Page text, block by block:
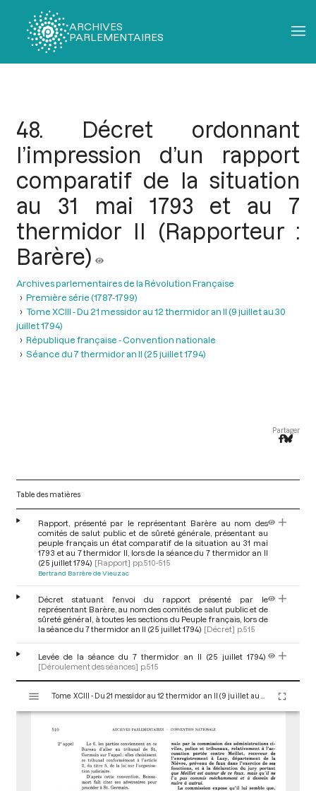
ARCHIVES
PARLEMENTAIRES
48. Décret ordonnant
l’impression d’un rapport
comparatif de la situation
au 31 mai 1793 et au 7
thermidor II (Rapporteur :
Barère)
Archives parlementaires de la Révolution Française
Première série (1787-1799)
Tome XCIII - Du 21 messidor au 12 thermidor an II (9 juillet au 30
juillet 1794)
République française - Convention nationale
Séance du 7 thermidor an II (25 juillet 1794)
Partager
Table des matières
Rapport, présenté par le représentant Barère au nom des
comités de salut public et de sûreté générale, présentant au
peuple français un état comparatif de la situation au 31 mai
1793 et au 7 thermidor II, lors de la séance du 7 thermidor an II
(25 juillet 1794) [Rapport] pp.510-515
Bertrand Barrère de Vieuzac
Décret statuant l'envoi du rapport présenté par le
représentant Barère, au nom des comités de salut public et de
sûreté général, à toutes les sections du Peuple français, lors de
la séance du 7 thermidor an II (25 juillet 1794) [Décret] p.515
Levée de la séance du 7 thermidor an II (25 juillet 1794)
[Déroulement des séances] p.515
s